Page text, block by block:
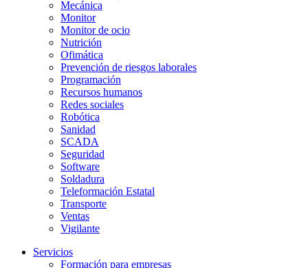
Mecánica
Monitor
Monitor de ocio
Nutrición
Ofimática
Prevención de riesgos laborales
Programación
Recursos humanos
Redes sociales
Robótica
Sanidad
SCADA
Seguridad
Software
Soldadura
Teleformación Estatal
Transporte
Ventas
Vigilante
Servicios
Formación para empresas